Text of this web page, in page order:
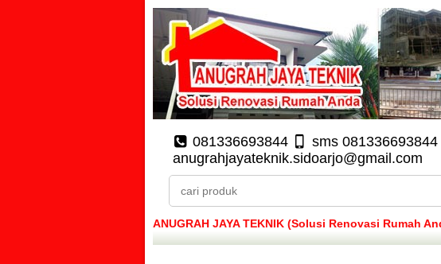
081336693844 sms 081336693844
anugrahjayateknik.sidoarjo@gmail.com
ANUGRAH JAYA TEKNIK (Solusi Renovasi Rumah